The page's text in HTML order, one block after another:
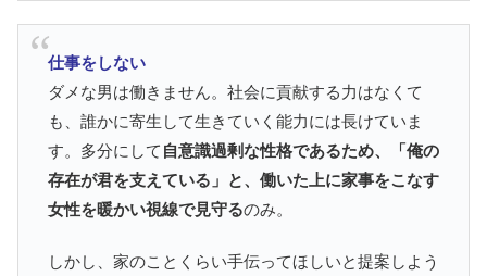
仕事をしない
ダメな男は働きません。社会に貢献する力はなくて
も、誰かに寄生して生きていく能力には長けていま
す。多分にして 自意識過剰な性格であるため、「俺の
存在が君を支えている」と、働いた上に家事をこなす
女性を暖かい視線で見守るのみ。
しかし、家のことくらい手伝ってほしいと提案しよう